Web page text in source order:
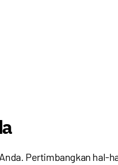
Pertimbangkan hal-